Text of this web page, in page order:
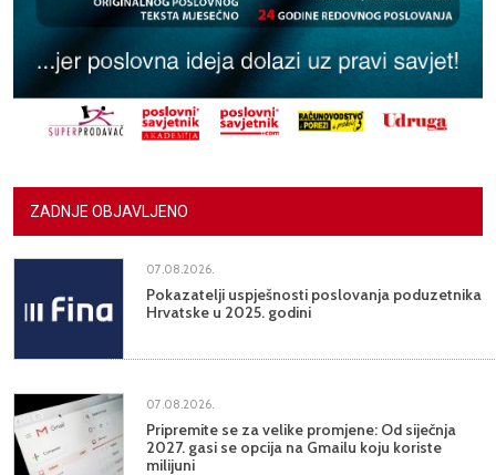
ZADNJE OBJAVLJENO
07.08.2026.
Pokazatelji uspješnosti poslovanja poduzetnika
Hrvatske u 2025. godini
07.08.2026.
Pripremite se za velike promjene: Od siječnja
2027. gasi se opcija na Gmailu koju koriste
milijuni